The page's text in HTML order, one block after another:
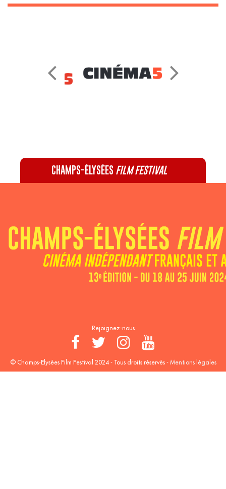
CHAMPS-ÉLYSÉES FILM FESTIVAL
Recevez notre newsletter :
Rejoignez-nous
© Champs-Elysées Film Festival 2024 - Tous droits réservés - Mentions légales